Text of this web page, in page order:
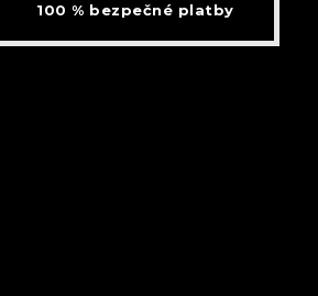
100 % bezpečné platby